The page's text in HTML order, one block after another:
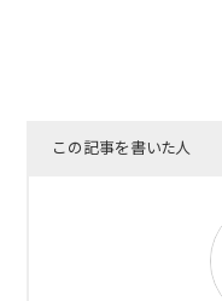
この記事を書いた人